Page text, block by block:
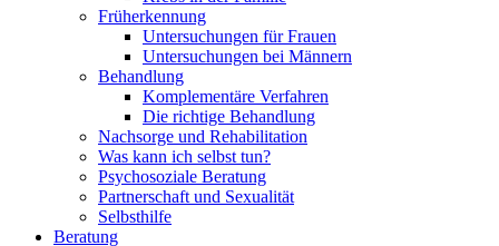
Früherkennung
Untersuchungen für Frauen
Untersuchungen bei Männern
Behandlung
Komplementäre Verfahren
Die richtige Behandlung
Nachsorge und Rehabilitation
Was kann ich selbst tun?
Psychosoziale Beratung
Partnerschaft und Sexualität
Selbsthilfe
Beratung